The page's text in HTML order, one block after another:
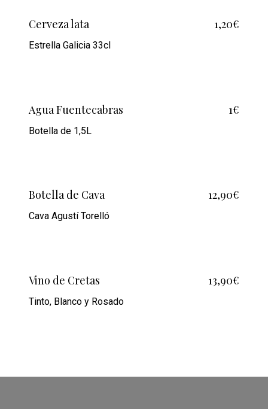
Cerveza lata 1,20€
Estrella Galicia 33cl
Agua Fuentecabras 1€
Botella de 1,5L
Botella de Cava 12,90€
Cava Agustí Torelló
Vino de Cretas 13,90€
Tinto, Blanco y Rosado